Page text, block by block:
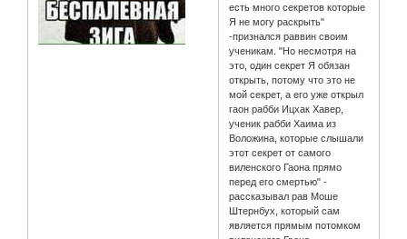
есть много секретов которые
Я не могу раскрыть"
-признался раввин своим
ученикам. "Но несмотря на
это, один секрет Я обязан
открыть, потому что это не
мой секрет, а его уже открыл
гаон рабби Ицхак Хавер,
ученик рабби Хаима из
Воложина, которые слышали
этот секрет от самого
виленского Гаона прямо
перед его смертью" -
рассказывал рав Моше
Штернбух, который сам
является прямым потомком